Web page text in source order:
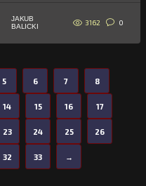
JAKUB
BALICKI
3162 0
5 6 7 8
14 15 16 17
23 24 25 26
32 33 →